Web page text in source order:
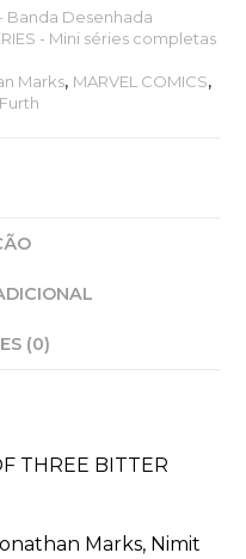
Banda Desenhada
- Mini séries completas
Marks, MARVEL COMICS,
(0)
THREE BITTER
Marks, Nimit